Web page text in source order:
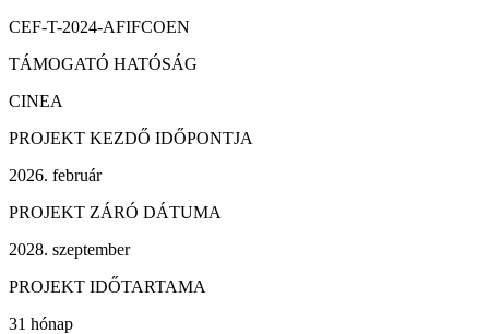
CEF-T-2024-AFIFCOEN
TÁMOGATÓ HATÓSÁG
CINEA
PROJEKT KEZDŐ IDŐPONTJA
2026. február
PROJEKT ZÁRÓ DÁTUMA
2028. szeptember
PROJEKT IDŐTARTAMA
31 hónap